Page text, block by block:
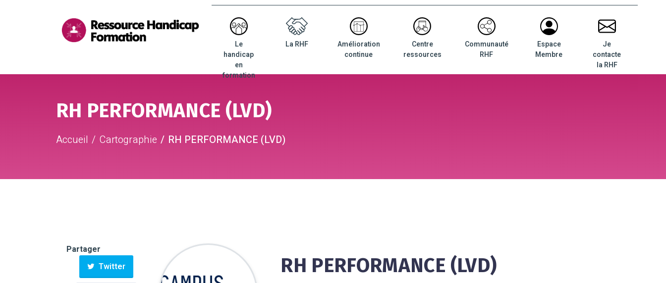
Menu
principal
Le
handicap
en
formation
La RHF
Amélioration
continue
Centre
ressources
Communauté
RHF
Espace
Membre
Je
contacte
la RHF
RH PERFORMANCE (LVD)
Accueil Cartographie RH PERFORMANCE (LVD)
Partager
Twitter
RH PERFORMANCE (LVD)